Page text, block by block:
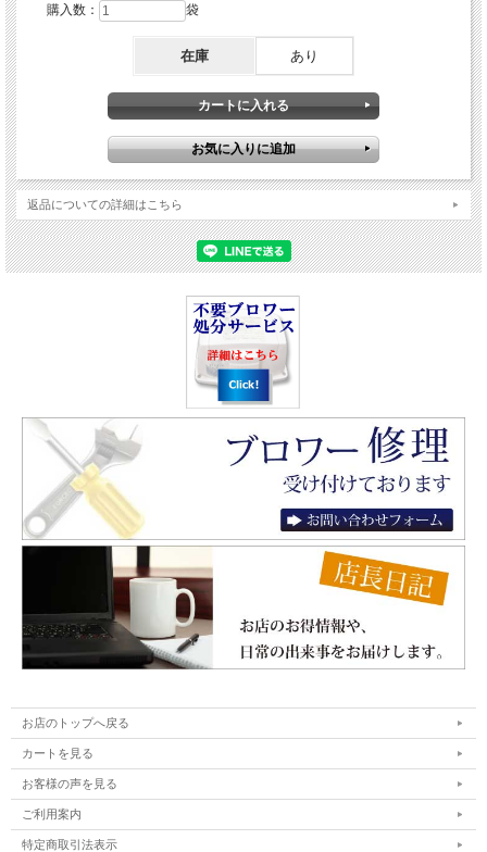
購入数： 袋
在庫 あり
返品についての詳細はこちら
お店のトップへ戻る
カートを見る
お客様の声を見る
ご利用案内
特定商取引法表示